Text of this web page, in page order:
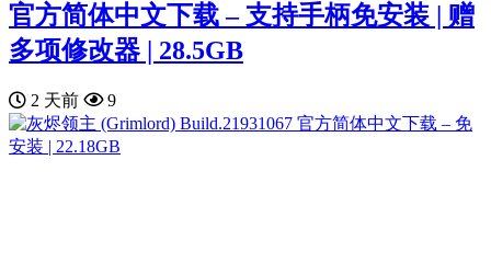
官方简体中文下载 – 支持手柄免安装 | 赠
多项修改器 | 28.5GB
2 天前 9